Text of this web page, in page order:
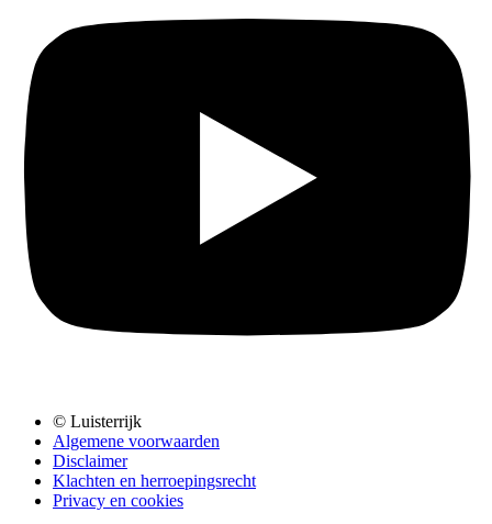
© Luisterrijk
Algemene voorwaarden
Disclaimer
Klachten en herroepingsrecht
Privacy en cookies